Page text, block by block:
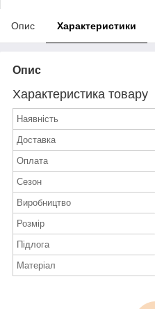
Опис Характеристики
Опис
Характеристика товару
Наявність
Доставка
Оплата
Сезон
Виробництво
Розмір
Підлога
Матеріал